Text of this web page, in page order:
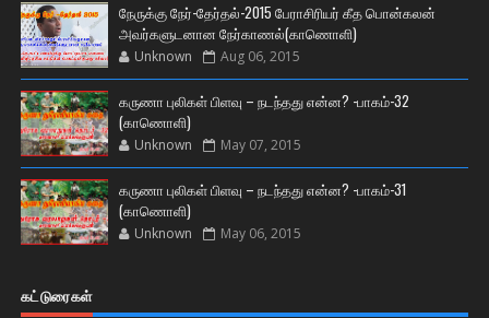
நேருக்கு நேர்-தேர்தல்-2015 பேராசிரியர் கீத பொன்கலன்
அவர்களுடனான நேர்காணல்(காணொளி)
Unknown Aug 06, 2015
கருணா புலிகள் பிளவு – நடந்தது என்ன? -பாகம்-32
(காணொளி)
Unknown May 07, 2015
கருணா புலிகள் பிளவு – நடந்தது என்ன? -பாகம்-31
(காணொளி)
Unknown May 06, 2015
கட்டுரைகள்